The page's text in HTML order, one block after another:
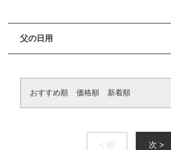
父の日用
おすすめ順 価格順 新着順
< 前 次 >